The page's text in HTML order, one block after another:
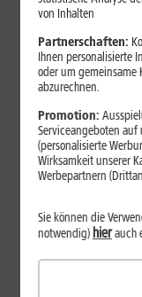
Browser-
nach Berechtigung
zeigt Dir, wie Du
Erweiterungen
Mehr erfahren
von Inhalten
Partnerschaften:
Ihnen personalisierte
oder um gemeinsame
abzurechnen.
Promotion:
Serviceangeboten auf
(personalisierte
Wirksamkeit unserer
Werbepartnern
Sie können die
notwendig) hierauch